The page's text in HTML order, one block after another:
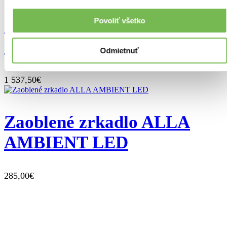
Povoliť všetko
Odmietnuť
Zrkadlá Afflato so svetelnou
rampou (NA MIERU) ✏
1 537,50€
Zaoblené zrkadlo ALLA
AMBIENT LED
285,00€